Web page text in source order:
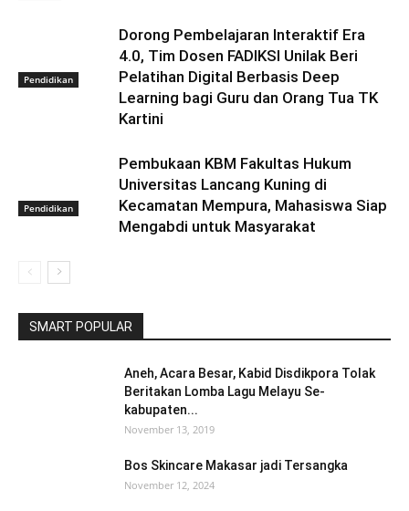
Pendidikan
Dorong Pembelajaran Interaktif Era
4.0, Tim Dosen FADIKSI Unilak Beri
Pelatihan Digital Berbasis Deep
Learning bagi Guru dan Orang Tua TK
Kartini
Pendidikan
Pembukaan KBM Fakultas Hukum
Universitas Lancang Kuning di
Kecamatan Mempura, Mahasiswa Siap
Mengabdi untuk Masyarakat
SMART POPULAR
Aneh, Acara Besar, Kabid Disdikpora Tolak
Beritakan Lomba Lagu Melayu Se-
kabupaten...
November 13, 2019
Bos Skincare Makasar jadi Tersangka
November 12, 2024